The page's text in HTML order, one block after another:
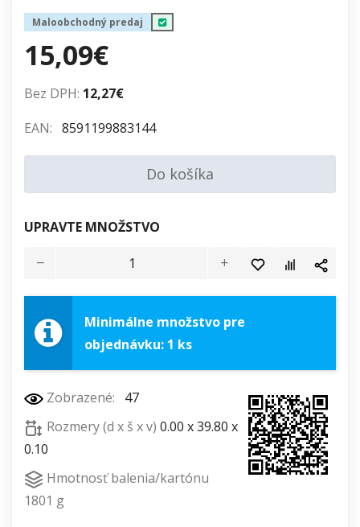
Maloobchodný predaj
15,09€
Bez DPH: 12,27€
EAN: 8591199883144
Do košíka
UPRAVTE MNOŽSTVO
Minimálne množstvo pre
objednávku: 1 ks
Zobrazené:
47
Rozmery (d x š x v) 0.00 x 39.80 x
0.10
Hmotnosť balenia/kartónu
1801 g